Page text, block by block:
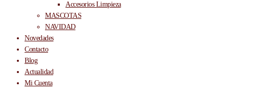
Accesorios Limpieza
MASCOTAS
NAVIDAD
Novedades
Contacto
Blog
Actualidad
Mi Cuenta